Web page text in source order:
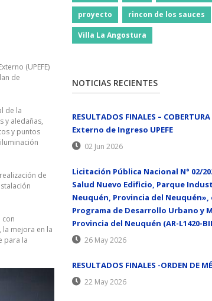
(UPEFE)
de
de la
y aledañas,
y puntos
de
con
mejora en la
para la
proyecto rincon de los sauces
Villa La Angostura
NOTICIAS RECIENTES
RESULTADOS FINALES –
Externo de Ingreso UPEFE
02 Jun 2026
Licitación Pública Nacional N° 02/
Salud Nuevo Edificio, Parque
Neuquén, Provincia del Neuquén»,
Programa de Desarrollo Urbano y
Provincia del Neuquén (AR-L1420-
26 May 2026
RESULTADOS FINALES -ORDEN DE
22 May 2026